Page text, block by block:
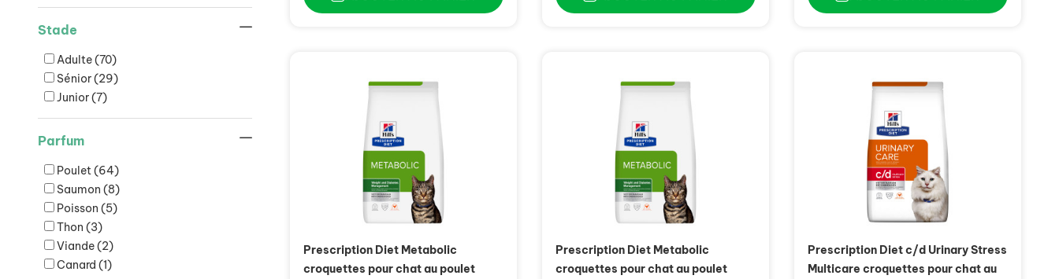
Stade
Adulte(70)
Sénior(29)
Junior(7)
Parfum
Poulet(64)
Saumon (8)
Poisson (5)
Thon (3)
Viande(2)
Canard (1)
Prescription Diet Metabolic
croquettes pour chat au poulet
Prescription Diet Metabolic
croquettes pour chat au poulet
Prescription Diet c/d Urinary Stress
Multicare croquettes pour chat au